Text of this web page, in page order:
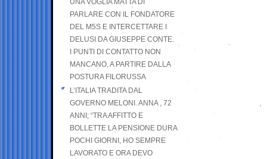
UNA VOGLIA MATTA DI
PARLARE CON IL FONDATORE
DEL M5S E INTERCETTARE I
DELUSI DA GIUSEPPE CONTE.
I PUNTI DI CONTATTO NON
MANCANO, A PARTIRE DALLA
POSTURA FILORUSSA
L’ITALIA TRADITA DAL
GOVERNO MELONI. ANNA , 72
ANNI; “TRA AFFITTO E
BOLLETTE LA PENSIONE DURA
POCHI GIORNI, HO SEMPRE
LAVORATO E ORA DEVO